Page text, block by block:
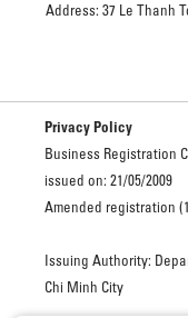
Address: 37 Le Thanh
Privacy Policy
Business Registration
issued on: 21/05/2009
Amended registration
Issuing Authority:
Chi Minh City